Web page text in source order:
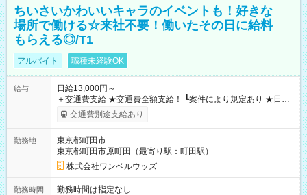
ちいさいかわいいキャラのイベントも！好きな
場所で働ける☆来社不要！働いたその日に給料
もらえる◎/T1
アルバイト 職種未経験OK
給与
日給13,000円～
＋交通費支給 ★交通費全額支給！ ┗案件により規定あり ★日払
いOK！（規定あり） ┗働いたその日に現金GET♪ お仕事後はコ
ンビニATMから 日払い分を引き落とせます！ 【試用期間】試
交通費別途支給あり
勤務地
東京都町田市
東京都町田市原町田（最寄り駅：町田駅）
株式会社ワンベルウッズ
勤務時間
勤務時間は指定なし